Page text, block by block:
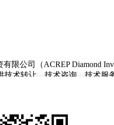
公司（ACREP Diamond
术转让、技术咨询、技术